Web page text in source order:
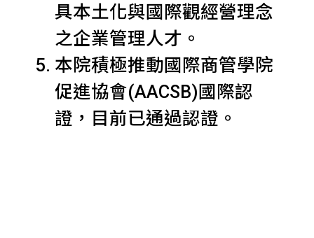
具本土化與國際觀經營理念
之企業管理人才。
本院積極推動國際商管學院
促進協會(AACSB)國際認
證，目前已通過認證。